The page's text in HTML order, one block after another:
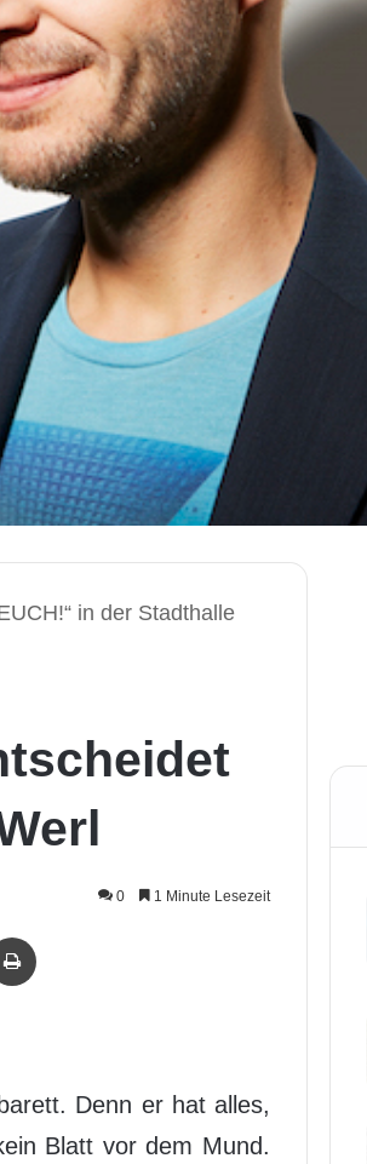
in der Stadthalle
0 1 Minute Lesezeit
Denn er hat alles,
Blatt vor dem Mund.